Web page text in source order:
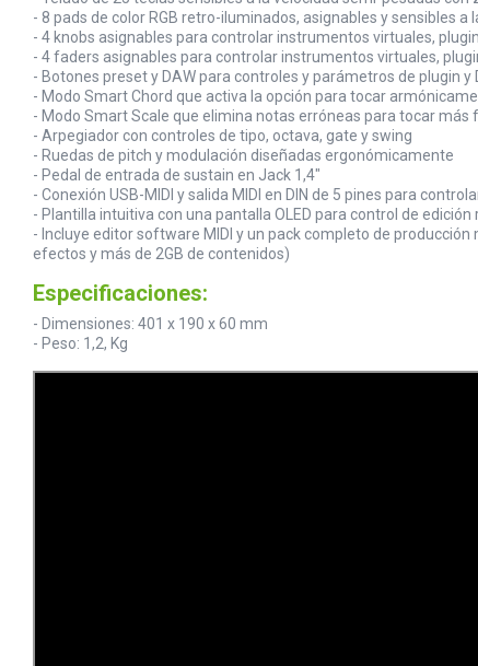
- 8 pads de color RGB retro-iluminados, asignables y sensibles
- 4 knobs asignables para controlar instrumentos virtuales,
- 4 faders asignables para controlar instrumentos virtuales,
- Botones preset y DAW para controles y parámetros de plugin y
- Modo Smart Chord que activa la opción para tocar
- Modo Smart Scale que elimina notas erróneas para tocar más
- Arpegiador con controles de tipo, octava, gate y swing
- Ruedas de pitch y modulación diseñadas ergonómicamente
- Pedal de entrada de sustain en Jack 1,4"
- Conexión USB-MIDI y salida MIDI en DIN de 5 pines para
- Plantilla intuitiva con una pantalla OLED para control de edición
- Incluye editor software MIDI y un pack completo de
efectos y más de 2GB de contenidos)
Especificaciones:
- Dimensiones: 401 x 190 x 60 mm
- Peso: 1,2, Kg